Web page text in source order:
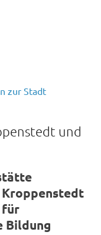
zur Stadt
und
Kroppenstedt
für
Bildung